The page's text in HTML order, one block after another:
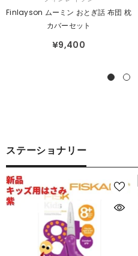
売
Finlayson ムーミン おとぎ話 布団 枕
カバーセット
¥9,400
ステーショナリー